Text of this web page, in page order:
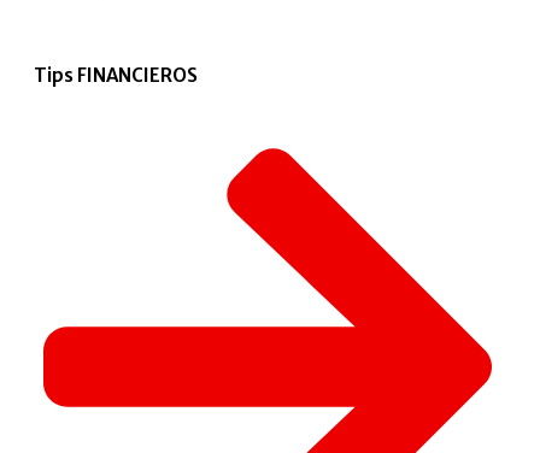
Tips FINANCIEROS